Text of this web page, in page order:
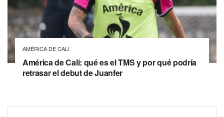
AMÉRICA DE CALI
América de Cali: qué es el TMS y por qué podría
retrasar el debut de Juanfer